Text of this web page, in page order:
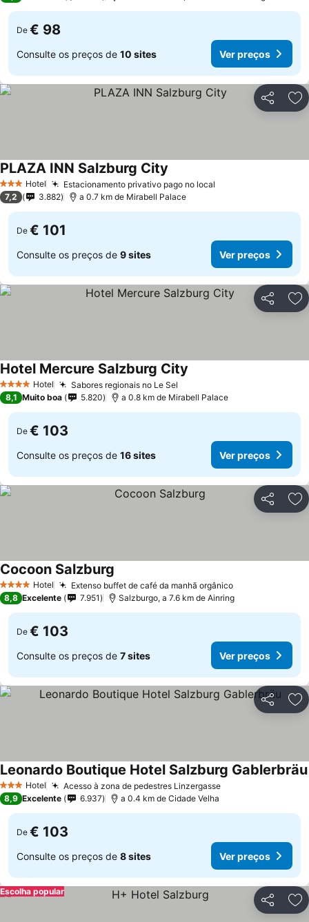
De € 98
Consulte os preços de 10 sites Ver preços
Partilhar
3 EstrelasHotel Estacionamento privativo pago no local
PLAZA INN Salzburg City
7,2 3.882 a 0.7 km de Mirabell Palace
De € 101
Consulte os preços de 9 sites Ver preços
Partilhar
4 EstrelasHotel Sabores regionais no Le Sel
Hotel Mercure Salzburg City
8,1 Muito boa 5.820 a 0.8 km de Mirabell Palace
De € 103
Consulte os preços de 16 sites Ver preços
Partilhar
4 EstrelasHotel Extenso buffet de café da manhã orgânico
Cocoon Salzburg
8,8 Excelente 7.951 Salzburgo, a 7.6 km de Ainring
De € 103
Consulte os preços de 7 sites Ver preços
Partilhar
3 EstrelasHotel Acesso à zona de pedestres Linzergasse
Leonardo Boutique Hotel Salzburg Gablerbräu
8,9 Excelente 6.937 a 0.4 km de Cidade Velha
De € 103
Consulte os preços de 8 sites Ver preços
Partilhar
Escolha popular